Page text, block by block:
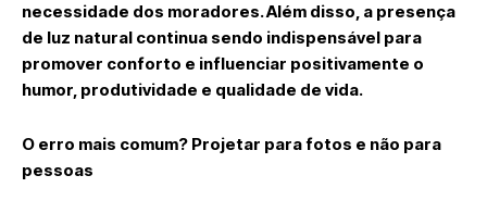
necessidade dos moradores. Além disso, a presença
de luz natural continua sendo indispensável para
promover conforto e influenciar positivamente o
humor, produtividade e qualidade de vida.
O erro mais comum? Projetar para fotos e não para
pessoas